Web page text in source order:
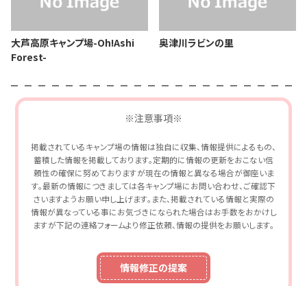
大芦高原キャンプ場-Oh!Ashi
Forest-
奥津川ラビンの里
※注意事項※
掲載されているキャンプ場の情報は独自に収集、情報提供によるもの、
蓄積した情報を掲載しております。定期的に情報の更新をおこない信
頼性の確保に努めておりますが現在の情報と異なる場合が御座いま
す。最新の情報につきましては各キャンプ場にお問い合わせ、ご確認下
さいますようお願い申し上げます。また、掲載されている情報と実際の
情報が異なっている事にお気づきになられた場合はお手数をおかけし
ますが下記の連絡フォームより修正依頼、情報の提供をお願いします。
情報修正の提案